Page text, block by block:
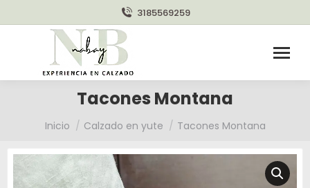
3185569259
Tacones Montana
Estás aquí:
Inicio Calzado en yute Tacones Montana